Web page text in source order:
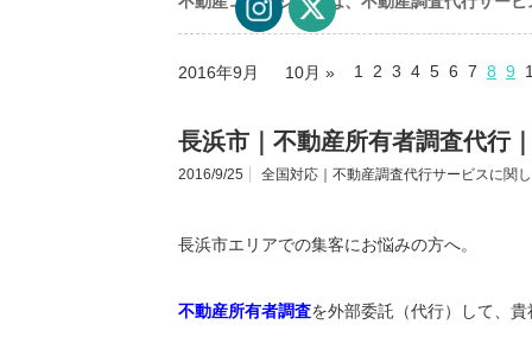
2016年9月 10月 » 1 2 3 4 5 6 7 8 9
長浜市｜不動産所有者調査代行
2016/9/25 全国対応｜不動産調査代行サービスに関
長浜市エリアでの集客にお悩みの方へ。
不動産所有者調査を外部委託（代行）して、